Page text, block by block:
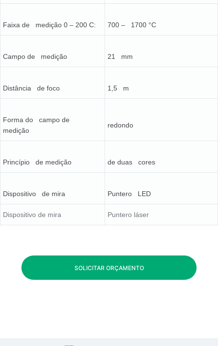
Faixa de medição 0 – 200 C: 700 – 1700 °C
Campo de medição 21 mm
Distância de foco 1,5 m
Forma do campo de
medição
redondo
Princípio de medição de duas cores
Dispositivo de mira Puntero LED
Dispositivo de mira Puntero láser
SOLICITAR ORÇAMENTO